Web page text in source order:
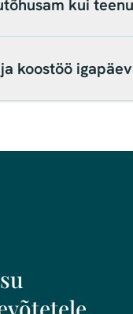
kui
koostöö